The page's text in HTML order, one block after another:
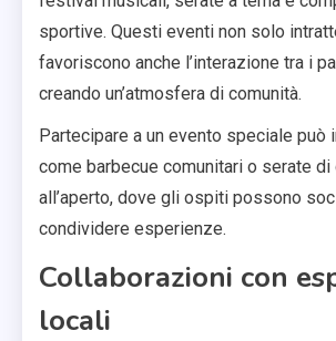
sportive. Questi eventi non solo
favoriscono anche l’interazione tra i
creando un’atmosfera di comunità.
Partecipare a un evento speciale può
come barbecue comunitari o serate di
all’aperto, dove gli ospiti possono
condividere esperienze.
Collaborazioni con
locali